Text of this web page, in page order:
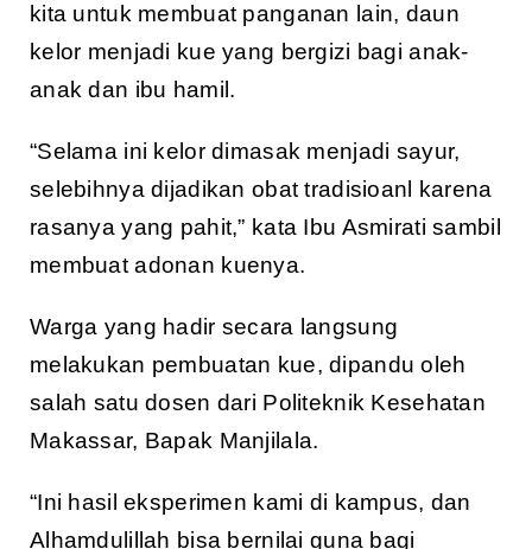
kita untuk membuat panganan lain, daun
kelor menjadi kue yang bergizi bagi anak-
anak dan ibu hamil.
“Selama ini kelor dimasak menjadi sayur,
selebihnya dijadikan obat tradisioanl karena
rasanya yang pahit,” kata Ibu Asmirati sambil
membuat adonan kuenya.
Warga yang hadir secara langsung
melakukan pembuatan kue, dipandu oleh
salah satu dosen dari Politeknik Kesehatan
Makassar, Bapak Manjilala.
“Ini hasil eksperimen kami di kampus, dan
Alhamdulillah bisa bernilai guna bagi